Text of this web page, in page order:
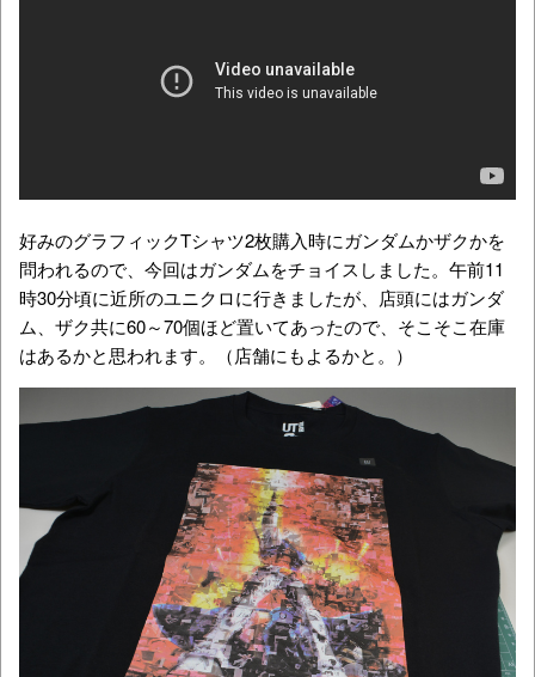
好みのグラフィックTシャツ2枚購入時にガンダムかザクかを
問われるので、今回はガンダムをチョイスしました。午前11
時30分頃に近所のユニクロに行きましたが、店頭にはガンダ
ム、ザク共に60～70個ほど置いてあったので、そこそこ在庫
はあるかと思われます。（店舗にもよるかと。）